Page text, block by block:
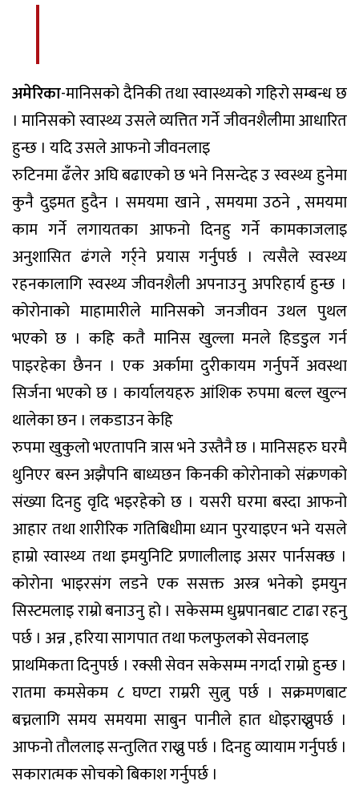
अमेरिका-मानिसको दैनिकी तथा स्वास्थ्यको गहिरो सम्बन्ध छ
। मानिसको स्वास्थ्य उसले व्यत्तित गर्ने जीवनशैलीमा आधारित
हुन्छ । यदि उसले आफनो जीवनलाइ
रुटिनमा ढँलेर अघि बढाएको छ भने निसन्देह उ स्वस्थ्य हुनेमा
कुनै दुइमत हुदैन । समयमा खाने , समयमा उठने , समयमा
काम गर्ने लगायतका आफनो दिनहु गर्ने कामकाजलाइ
अनुशासित ढंगले गर्र्ने प्रयास गर्नुपर्छ । त्यसैले स्वस्थ्य
रहनकालागि स्वस्थ्य जीवनशैली अपनाउनु अपरिहार्य हुन्छ ।
कोरोनाको माहामारीले मानिसको जनजीवन उथल पुथल
भएको छ । कहि कतै मानिस खुल्ला मनले हिडडुल गर्न
पाइरहेका छैनन । एक अर्कामा दुरीकायम गर्नुपर्ने अवस्था
सिर्जना भएको छ । कार्यालयहरु आंशिक रुपमा बल्ल खुल्न
थालेका छन । लकडाउन केहि
रुपमा खुकुलो भएतापनि त्रास भने उस्तैनै छ । मानिसहरु घरमै
थुनिएर बस्न अझैपनि बाध्यछन किनकी कोरोनाको संक्रणको
संख्या दिनहु वृदि भइरहेको छ । यसरी घरमा बस्दा आफनो
आहार तथा शारीरिक गतिबिधीमा ध्यान पुरयाइएन भने यसले
हाम्रो स्वास्थ्य तथा इमयुनिटि प्रणालीलाइ असर पार्नसक्छ ।
कोरोना भाइरसंग लडने एक ससक्त अस्त्र भनेको इमयुन
सिस्टमलाइ राम्रो बनाउनु हो । सकेसम्म धुम्रपानबाट टाढा रहनु
पर्छ । अन्न , हरिया सागपात तथा फलफुलको सेवनलाइ
प्राथमिकता दिनुपर्छ । रक्सी सेवन सकेसम्म नगर्दा राम्रो हुन्छ ।
रातमा कमसेकम ८ घण्टा राम्ररी सुत्नु पर्छ । सक्रमणबाट
बच्नलागि समय समयमा साबुन पानीले हात धोइराख्नुपर्छ ।
आफनो तौललाइ सन्तुलित राख्नु पर्छ । दिनहु व्यायाम गर्नुपर्छ ।
सकारात्मक सोचको बिकाश गर्नुपर्छ ।